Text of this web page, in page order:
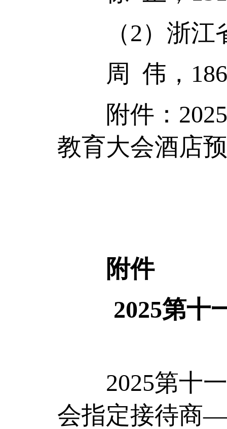
（2）浙江
周 伟，
附件：2025
教育大会酒店
附件
2025第十
2025第十一
会指定接待商